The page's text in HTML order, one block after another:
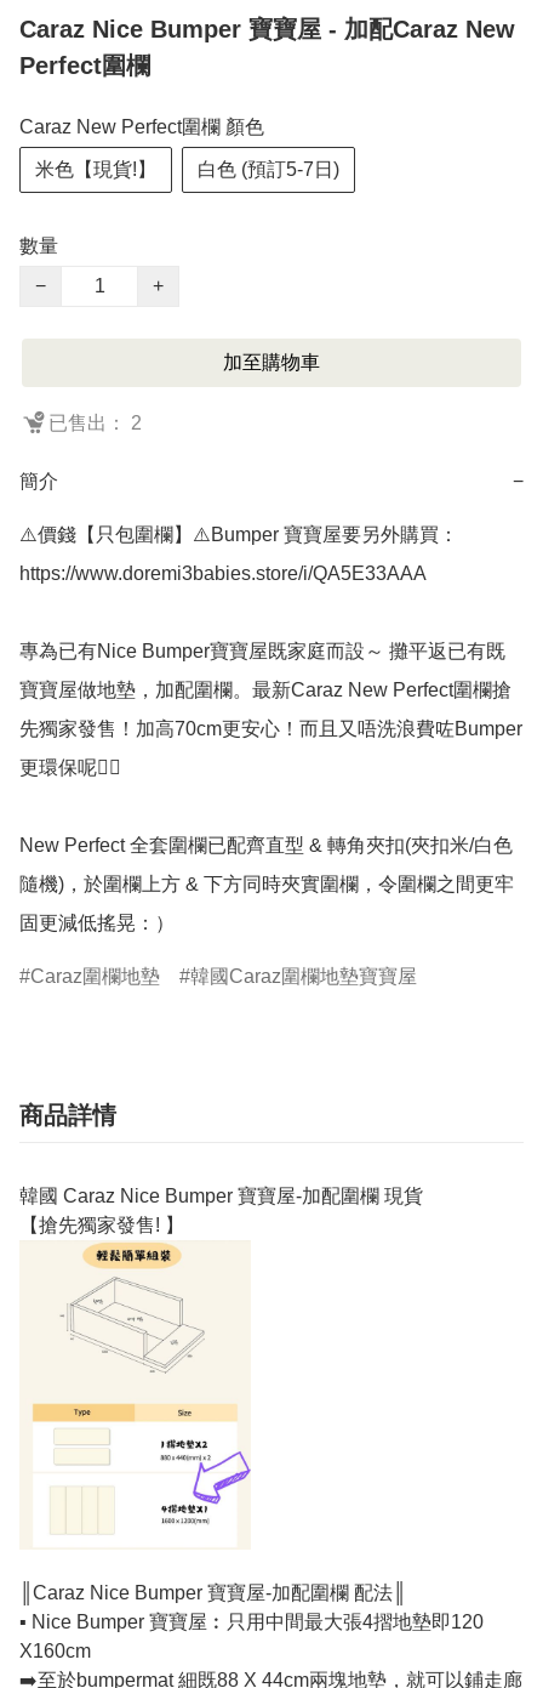
Caraz Nice Bumper 寶寶屋 - 加配Caraz New
Perfect圍欄
Caraz New Perfect圍欄 顏色
米色【現貨!】 白色 (預訂5-7日)
數量
−
+
加至購物車
已售出： 2
簡介 −
⚠️價錢【只包圍欄】⚠️Bumper 寶寶屋要另外購買：
https://www.doremi3babies.store/i/QA5E33AAA
專為已有Nice Bumper寶寶屋既家庭而設～ 攤平返已有既
寶寶屋做地墊，加配圍欄。最新Caraz New Perfect圍欄搶
先獨家發售！加高70cm更安心！而且又唔洗浪費咗Bumper
更環保呢👍🏻
New Perfect 全套圍欄已配齊直型 & 轉角夾扣(夾扣米/白色
隨機)，於圍欄上方 & 下方同時夾實圍欄，令圍欄之間更牢
Caraz圍欄地墊 韓國Caraz圍欄地墊寶寶屋
商品詳情
韓國 Caraz Nice Bumper 寶寶屋-加配圍欄 現貨
【搶先獨家發售! 】
║Caraz Nice Bumper 寶寶屋-加配圍欄 配法║
▪️ Nice Bumper 寶寶屋︰只用中間最大張4摺地墊即120
X160cm
➡️至於bumpermat 細既88 X 44cm兩塊地墊，就可以鋪走廊